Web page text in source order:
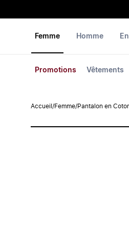
Femme
Promotions Vêtements
Homme
Accueil /Femme/Pantalon en